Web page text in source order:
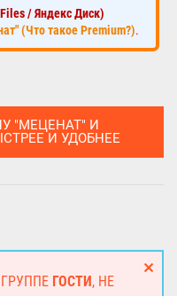
/ Яндекс Диск)
(Что такое Premium?).
"МЕЦЕНАТ" И
И УДОБНЕЕ
ГОСТИ, НЕ